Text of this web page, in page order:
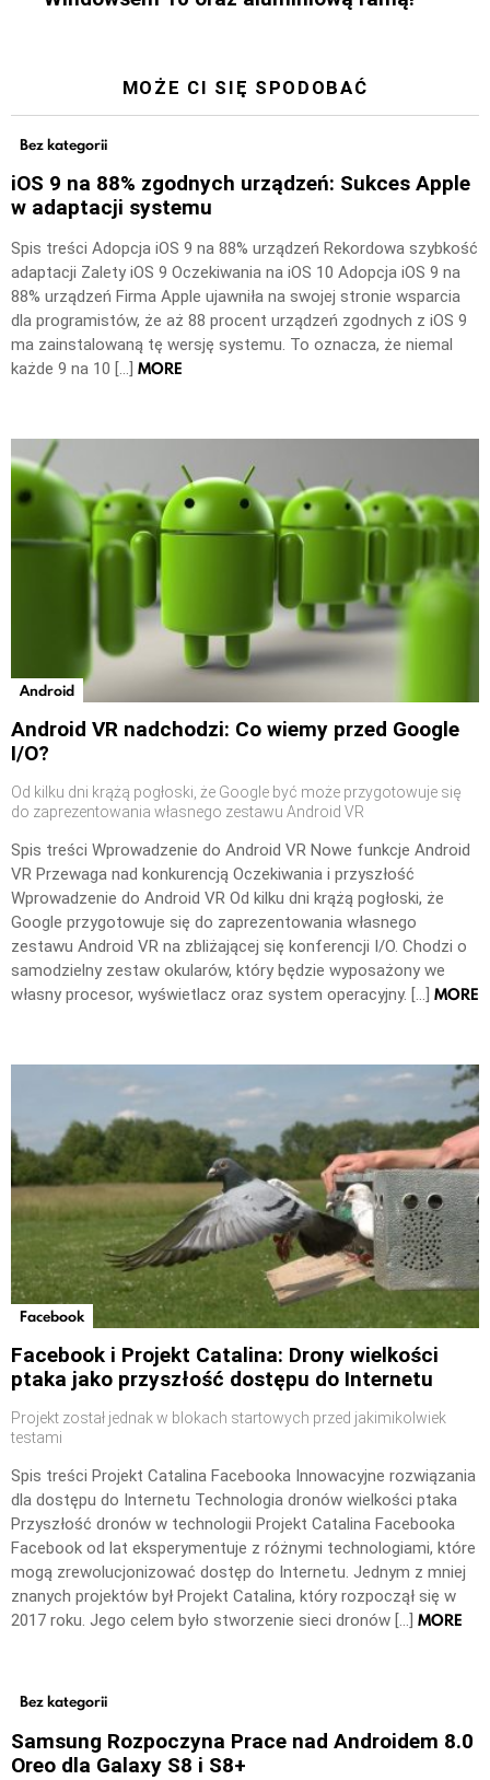
MOŻE CI SIĘ SPODOBAĆ
Bez kategorii
iOS 9 na 88% zgodnych urządzeń: Sukces Apple
w adaptacji systemu
Spis treści Adopcja iOS 9 na 88% urządzeń Rekordowa szybkość
adaptacji Zalety iOS 9 Oczekiwania na iOS 10 Adopcja iOS 9 na
88% urządzeń Firma Apple ujawniła na swojej stronie wsparcia
dla programistów, że aż 88 procent urządzeń zgodnych z iOS 9
ma zainstalowaną tę wersję systemu. To oznacza, że niemal
każde 9 na 10 […] MORE
Android
Android VR nadchodzi: Co wiemy przed Google
I/O?
Od kilku dni krążą pogłoski, że Google być może przygotowuje się
do zaprezentowania własnego zestawu Android VR
Spis treści Wprowadzenie do Android VR Nowe funkcje Android
VR Przewaga nad konkurencją Oczekiwania i przyszłość
Wprowadzenie do Android VR Od kilku dni krążą pogłoski, że
Google przygotowuje się do zaprezentowania własnego
zestawu Android VR na zbliżającej się konferencji I/O. Chodzi o
samodzielny zestaw okularów, który będzie wyposażony we
własny procesor, wyświetlacz oraz system operacyjny. […] MORE
Facebook
Facebook i Projekt Catalina: Drony wielkości
ptaka jako przyszłość dostępu do Internetu
Projekt został jednak w blokach startowych przed jakimikolwiek
testami
Spis treści Projekt Catalina Facebooka Innowacyjne rozwiązania
dla dostępu do Internetu Technologia dronów wielkości ptaka
Przyszłość dronów w technologii Projekt Catalina Facebooka
Facebook od lat eksperymentuje z różnymi technologiami, które
mogą zrewolucjonizować dostęp do Internetu. Jednym z mniej
znanych projektów był Projekt Catalina, który rozpoczął się w
2017 roku. Jego celem było stworzenie sieci dronów […] MORE
Bez kategorii
Samsung Rozpoczyna Prace nad Androidem 8.0
Oreo dla Galaxy S8 i S8+